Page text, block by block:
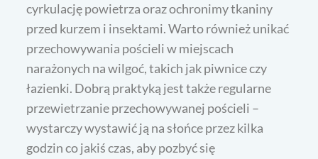
cyrkulację powietrza oraz ochronimy tkaniny
przed kurzem i insektami. Warto również unikać
przechowywania pościeli w miejscach
narażonych na wilgoć, takich jak piwnice czy
łazienki. Dobrą praktyką jest także regularne
przewietrzanie przechowywanej pościeli –
wystarczy wystawić ją na słońce przez kilka
godzin co jakiś czas, aby pozbyć się